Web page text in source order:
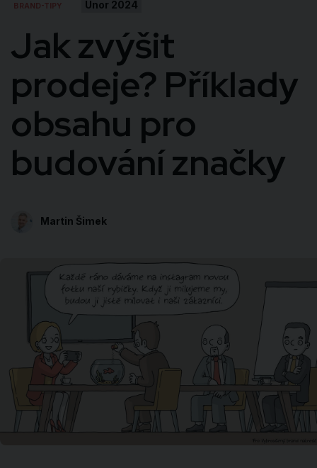
BRAND-TIPY Únor 2024
Jak zvýšit
prodeje? Příklady
obsahu pro
budování značky
Martin Šimek